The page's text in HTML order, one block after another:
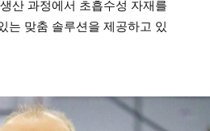
산 과정에서 초흡수성 자재를
는 맞춤 솔루션을 제공하고 있